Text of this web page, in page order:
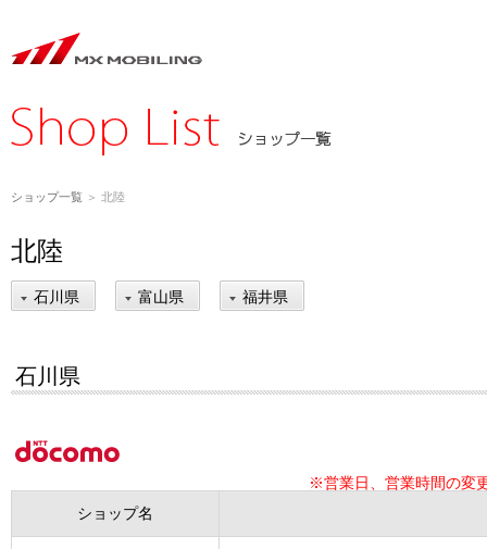
ショップ一覧 ＞ 北陸
北陸
石川県 富山県 福井県
石川県
※営業日、営業時間の変
ショップ名